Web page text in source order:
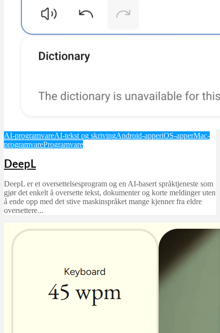
AI-programvareAI-tekst og skrivingAndroid-apperiOS-apperMac-
programvareProgramvare
DeepL
DeepL er et oversettelsesprogram og en AI-basert språktjeneste som
gjør det enkelt å oversette tekst, dokumenter og korte meldinger uten
å ende opp med det stive maskinspråket mange kjenner fra eldre
oversettere...